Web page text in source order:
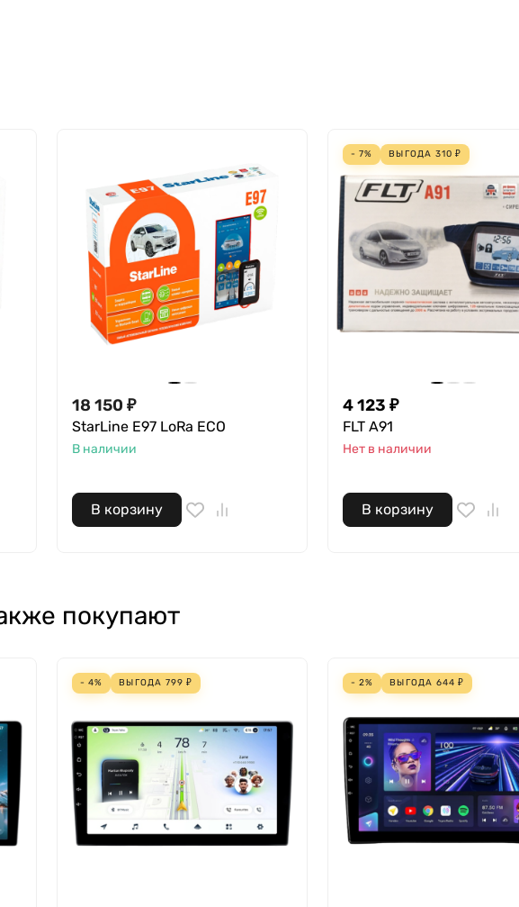
18 150 ₽
StarLine E97 LoRa ECO
В наличии
В корзину
- 7% ВЫГОДА 310 ₽
4 123 ₽
FLT A91
Нет в наличии
В корзину
покупают
- 4% ВЫГОДА 799 ₽ - 2% ВЫГОДА 644 ₽